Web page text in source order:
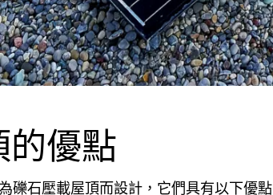
的優點
礫石壓載屋頂而設計，它們具有以下優點